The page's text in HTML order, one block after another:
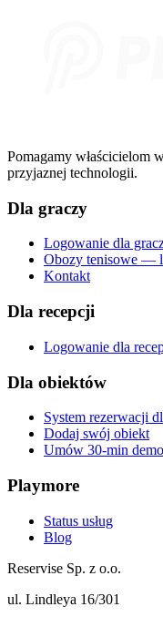
Pomagamy właścicielom
przyjaznej technologii.
Dla graczy
Logowanie dla
Obozy tenisowe —
Kontakt
Dla recepcji
Logowanie dla
Dla obiektów
System rezerwacji
Dodaj swój obiekt
Umów 30-min demo
Playmore
Status usług
Blog
Reservise Sp. z o.o.
ul. Lindleya 16/301